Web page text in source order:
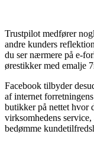
Trustpilot medfører
andre kunders
du ser nærmere på e-
ørestikker med emalje
Facebook tilbyder
af internet
butikker på nettet hvor
virksomhedens
bedømme